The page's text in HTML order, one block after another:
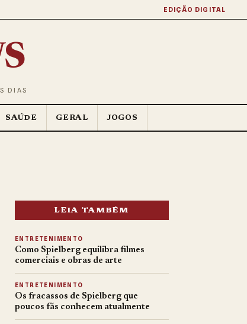
EDIÇÃO DIGITAL
DIAS
SAÚDE GERAL JOGOS
LEIA TAMBÉM
ENTRETENIMENTO
Como Spielberg equilibra filmes
comerciais e obras de arte
ENTRETENIMENTO
Os fracassos de Spielberg que
poucos fãs conhecem atualmente